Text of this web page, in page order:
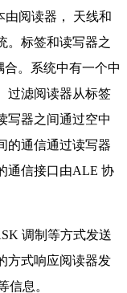
阅读器， 天线和
。标签和读写器之
。系统中有一个中
过滤阅读器从标签
写器之间通过空中
的通信通过读写器
通信接口由ALE 协
调制等方式发送
方式响应阅读器发
信息。